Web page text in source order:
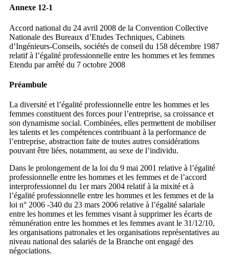
Annexe 12-1
Accord national du 24 avril 2008 de la Convention Collective
Nationale des Bureaux d’Etudes Techniques, Cabinets
d’Ingénieurs-Conseils, sociétés de conseil du 158 décembre 1987
relatif à l’égalité professionnelle entre les hommes et les femmes
Etendu par arrêté du 7 octobre 2008
Préambule
La diversité et l’égalité professionnelle entre les hommes et les
femmes constituent des forces pour l’entreprise, sa croissance et
son dynamisme social. Combinées, elles permettent de mobiliser
les talents et les compétences contribuant à la performance de
l’entreprise, abstraction faite de toutes autres considérations
pouvant être liées, notamment, au sexe de l’individu.
Dans le prolongement de la loi du 9 mai 2001 relative à l’égalité
professionnelle entre les hommes et les femmes et de l’accord
interprofessionnel du 1er mars 2004 relatif à la mixité et à
l’égalité professionnelle entre les hommes et les femmes et de la
loi n° 2006 -340 du 23 mars 2006 relative à l’égalité salariale
entre les hommes et les femmes visant à supprimer les écarts de
rémunération entre les hommes et les femmes avant le 31/12/10,
les organisations patronales et les organisations représentatives au
niveau national des salariés de la Branche ont engagé des
négociations.